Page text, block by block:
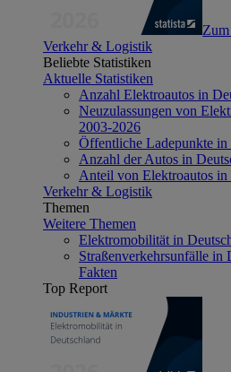
Verkehr & Logistik
Beliebte Statistiken
Aktuelle Statistiken
Anzahl Elektroautos in
Neuzulassungen von
2003-2026
Öffentliche Ladepunkte
Anzahl der Autos in
Anteil von Elektroautos
Verkehr & Logistik
Themen
Weitere Themen
Elektromobilität in
Straßenverkehrsunfälle in
Fakten
Top Report